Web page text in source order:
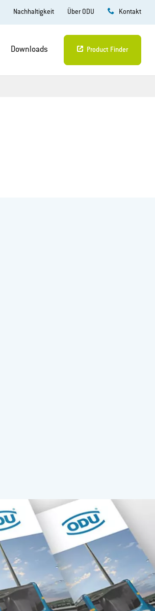
Nachhaltigkeit Über ODU Kontakt
Downloads Product Finder